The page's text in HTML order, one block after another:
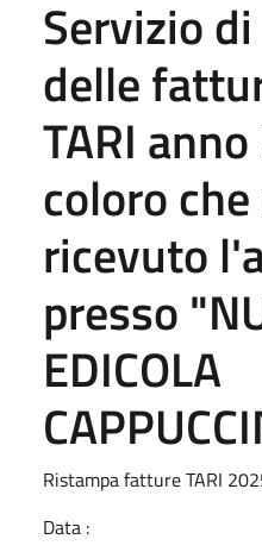
Servizio
delle
TARI
coloro
ricevuto
presso
EDICOLA
Ristampa fatture TARI
Data :